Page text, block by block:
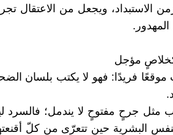
الاستبداد، ويجعل من الاعتقال
المهدور.
كخلاصٍ مؤجل
موقعًا فريدًا: فهو لا يكتب بلسان
مثل جرحٍ مفتوحٍ لا يندمل؛ فالسرد
البشرية حين تتعرّى من كلّ